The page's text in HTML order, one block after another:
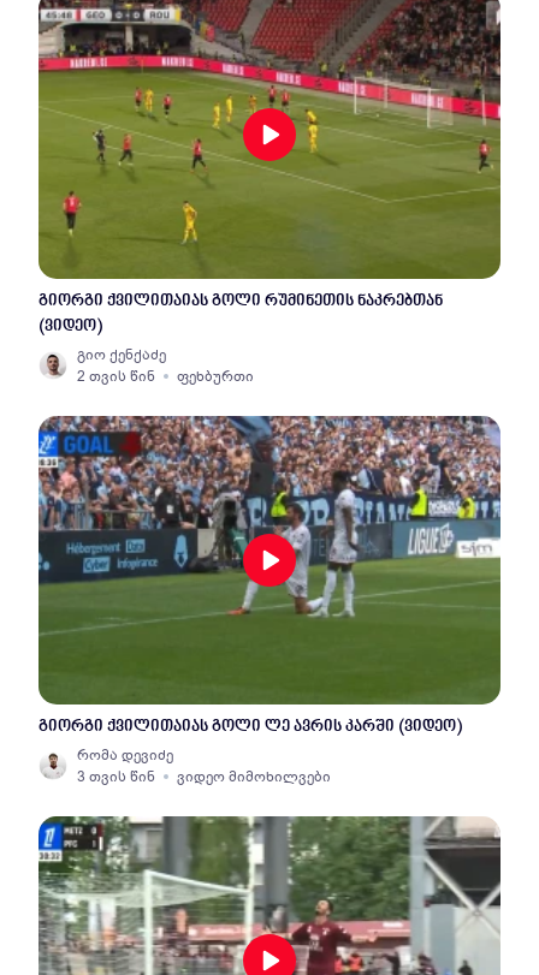
გიორგი ქვილითაიას გოლი რუმინეთის ნაკრებთან
(ვიდეო)
გიო ქენქაძე
2 თვის წინ
ფეხბურთი
გიორგი ქვილითაიას გოლი ლე ავრის კარში (ვიდეო)
რომა დევიძე
3 თვის წინ
ვიდეო მიმოხილვები